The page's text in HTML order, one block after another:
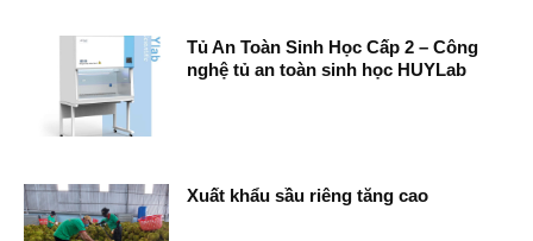
Tủ An Toàn Sinh Học Cấp 2 – Công
nghệ tủ an toàn sinh học HUYLab
Xuất khẩu sầu riêng tăng cao